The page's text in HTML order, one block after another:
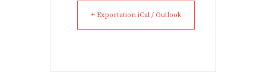
+ Exportation iCal / Outlook